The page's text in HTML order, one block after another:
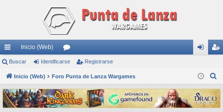
nl
ac
es
rá
Inicio (Web)
or
os nti
fic
ar
ist
ra
rs
Buscar Identificarse Registrarse
Inicio (Web) Foro Punta de Lanza Wargames
s
c